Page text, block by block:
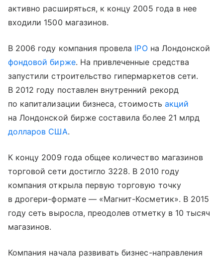
активно расширяться, к концу 2005 года в нее
входили 1500 магазинов.
В 2006 году компания провела IPOна Лондонской
фондовой бирже. На привлеченные средства
запустили строительство гипермаркетов сети.
В 2012 году поставлен внутренний рекорд
по капитализации бизнеса, стоимость акций
на Лондонской бирже составила более 21 млрд
долларов США.
К концу 2009 года общее количество магазинов
торговой сети достигло 3228. В 2010 году
компания открыла первую торговую точку
в дрогери-формате — «Магнит-Косметик». В 2015
году сеть выросла, преодолев отметку в 10 тысяч
магазинов.
Компания начала развивать бизнес-направления